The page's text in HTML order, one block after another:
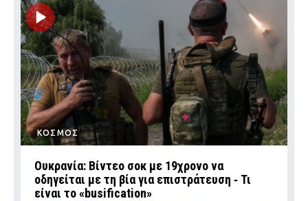
ΚΟΣΜΟΣ
Ουκρανία: Βίντεο σοκ με 19χρονο να
οδηγείται με τη βία για επιστράτευση ‑ Τι
είναι το «busification»